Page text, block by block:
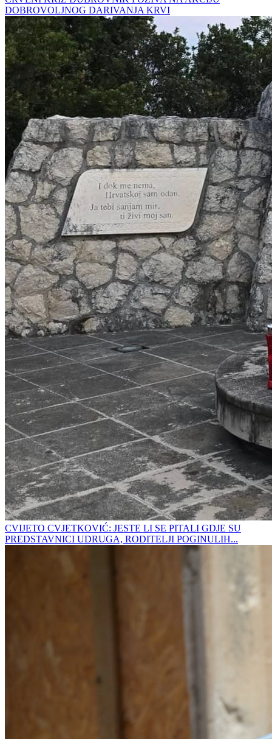
DOBROVOLJNOG DARIVANJA KRVI
CVIJETO CVJETKOVIĆ: JESTE LI SE PITALI GDJE SU
PREDSTAVNICI UDRUGA, RODITELJI POGINULIH...